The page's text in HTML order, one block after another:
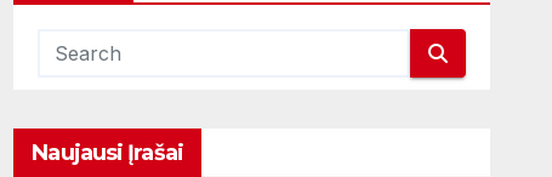
Naujausi Įrašai